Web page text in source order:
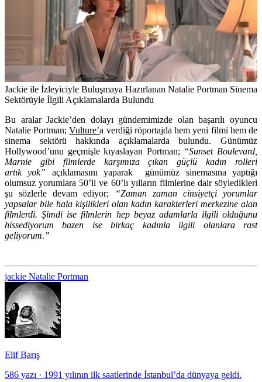
Jackie ile İzleyiciyle Buluşmaya Hazırlanan Natalie Portman Sinema
Sektörüyle İlgili Açıklamalarda Bulundu
Bu aralar Jackie’den dolayı gündemimizde olan başarılı oyuncu
Natalie Portman;Vulture’a verdiği röportajda hem yeni filmi hem de
sinema sektörü hakkında açıklamalarda bulundu. Günümüz
Hollywood’unu geçmişle kıyaslayan Portman; “Sunset Boulevard,
Marnie gibi filmlerde karşımıza çıkan güçlü kadın rolleri
artık yok” açıklamasını yaparak günümüz sinemasına yaptığı
olumsuz yorumlara 50’li ve 60’lı yılların filmlerine dair söyledikleri
şu sözlerle devam ediyor; “Zaman zaman cinsiyetçi yorumlar
yapsalar bile hala kişilikleri olan kadın karakterleri merkezine alan
filmlerdi. Şimdi ise filmlerin hep beyaz adamlarla ilgili olduğunu
hissediyorum bazen ise birkaç kadınla ilgili olanlara rast
geliyorum.”
jackie Natalie Portman
Elif Barış
586 yazı · 1991 yılının ilk saatlerinde İstanbul’da dünyaya geldi.